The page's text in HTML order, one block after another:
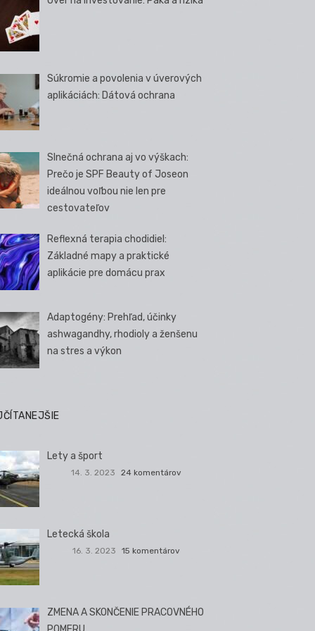
Súkromie a povolenia v úverových
aplikáciách: Dátová ochrana
Slnečná ochrana aj vo výškach:
Prečo je SPF Beauty of Joseon
ideálnou voľbou nie len pre
cestovateľov
Reflexná terapia chodidiel:
Základné mapy a praktické
aplikácie pre domácu prax
Adaptogény: Prehľad, účinky
ashwagandhy, rhodioly a ženšenu
na stres a výkon
Lety a šport
14. 3. 2023 24 komentárov
Letecká škola
16. 3. 2023 15 komentárov
ZMENA A SKONČENIE PRACOVNÉHO